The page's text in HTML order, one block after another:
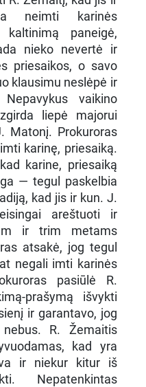
neimti karinės
paneigė,
nieko nevertė ir
priesaikos, o savo
klausimu neslėpė ir
vaikino
liepė majorui
Matonį. Prokuroras
karinę, priesaiką.
karine, priesaiką
— tegul paskelbia
kad jis ir kun. J.
areštuoti ir
ir trim metams
atsakė, jog tegul
negali imti karinės
pasiūlė R.
prašymą išvykti
ir garantavo, jog
R. Žemaitis
kad yra
ir niekur kitur iš
Nepatenkintas